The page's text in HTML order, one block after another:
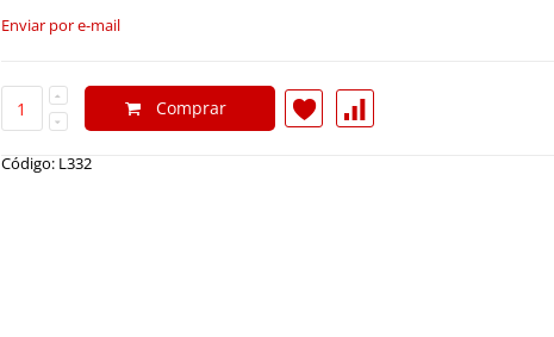
Enviar por e-mail
Comprar
Código: L332